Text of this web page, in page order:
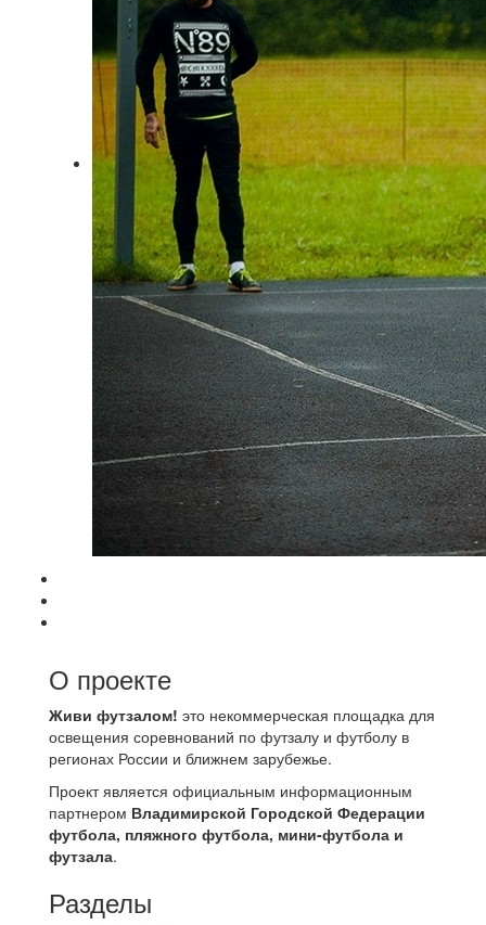
О проекте
Живи футзалом! это некоммерческая площадка для
освещения соревнований по футзалу и футболу в
регионах России и ближнем зарубежье.
Проект является официальным информационным
партнером Владимирской Городской Федерации
футбола, пляжного футбола, мини-футбола и
футзала.
Разделы